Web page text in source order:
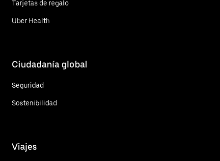
Tarjetas de regalo
Uber Health
Ciudadanía global
Seguridad
Sostenibilidad
Viajes